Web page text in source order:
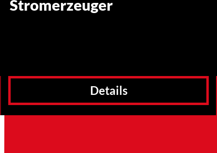
Stromerzeuger
Details